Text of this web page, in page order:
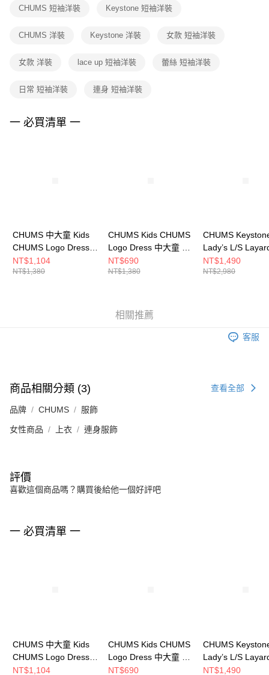
客戶支援中心」https://netprotections.freshdesk.com/support/home
１．透過由恩沛科技股份有限公司提供之「AFTEE先享後付」服務完成之交
權轉讓予恩沛科技股份有限公司。
３．未成年的使用者請事先徵得法定代理人或監護人之同意方可使用
４．使用「AFTEE先享後付」時，將依據個別帳號之用戶狀況，依本公司即
CHUMS 短袖洋裝 Keystone 短袖洋裝
CHUMS 洋裝 Keystone 洋裝 女款 短袖洋裝
女款 洋裝 lace up 短袖洋裝 蕾絲 短袖洋裝
日常 短袖洋裝 連身 短袖洋裝
一 必買清單 一
CHUMS 中大童 Kids
CHUMS Logo Dress短
袖洋裝
CH211284M062
NT$1,104
NT$1,380
CHUMS Kids CHUMS
Logo Dress 中大童 短
袖洋裝
CH211284W075
NT$690
NT$1,380
CHUMS
Lady’s L/S
Shirt 女 兩件式
袖上衣
NT$1,490
NT$2,980
相關推薦
客服
商品相關分類 (3) 查看全部
品牌 CHUMS 服飾
女性商品 上衣 連身服飾
評價
喜歡這個商品嗎？購買後給他一個好評吧
一 必買清單 一
CHUMS 中大童 Kids
CHUMS Logo Dress短
袖洋裝
NT$1,104
CHUMS Kids CHUMS
Logo Dress 中大童 短
袖洋裝
NT$690
CHUMS
Lady’s L/S
Shirt 女 兩件式
NT$1,490